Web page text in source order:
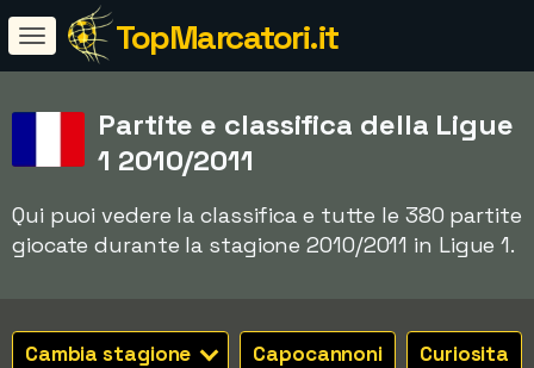
TopMarcatori.it
Partite e classifica della Ligue
1 2010/2011
Qui puoi vedere la classifica e tutte le 380 partite
giocate durante la stagione 2010/2011 in Ligue 1.
Cambia stagione Capocannoni Curiosita